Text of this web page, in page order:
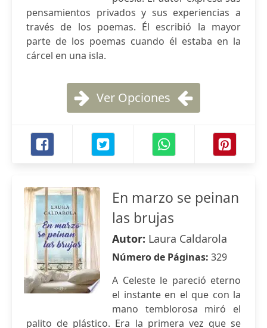
pensamientos privados y sus experiencias a
través de los poemas. Él escribió la mayor
parte de los poemas cuando él estaba en la
cárcel en una isla.
Ver Opciones
En marzo se peinan
las brujas
Autor: Laura Caldarola
Número de Páginas: 329
A Celeste le pareció eterno
el instante en el que con la
mano temblorosa miró el
palito de plástico. Era la primera vez que se